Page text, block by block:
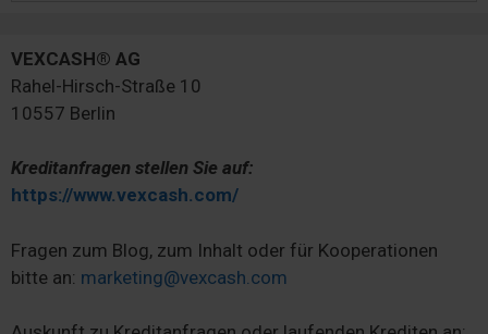
VEXCASH® AG
Rahel-Hirsch-Straße 10
10557 Berlin
Kreditanfragen stellen Sie auf:
https://www.vexcash.com/
Fragen zum Blog, zum Inhalt oder für Kooperationen
bitte an: marketing@vexcash.com